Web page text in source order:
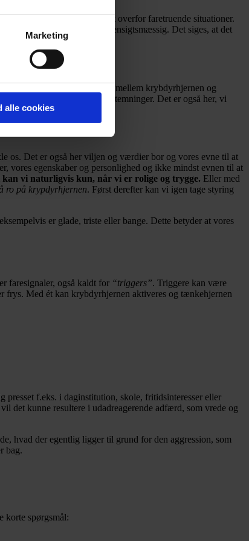
Marketing
alle cookies
at den er konstant på vagt overfor faretruende situationer.
nu var fornuftig og hensigtsmæssig. Det siges, at det
en slags fordelercentral mellem krybdyrhjernen og
spejler deres følelser og stemninger. Det er også her, vi
os. Det er også her viljen og værdier bor og vores evne til at
vores egenskaber og personlighed og ikke mindst evnen til at
kan vi naturligvis kun, når vi er rolige og trygge. Eller med
ro på krypdyrhjernen. Først derefter kan vi igen tage styring
er glade, triste eller bange. Dette betyder at vores
faresignaler, også kaldt for “triggers”. Triggere kan være
frys. Med ét kan krybdyrhjernen aktiveres og tænkehjernen
f.eks. i daginstitution, skole, fritidsinteresser eller
det kunne resultere i udadreagerende adfærd, som vrede og
hvad der egentlig ligger til grund for den aggression, som
bag.
korte spørgsmål: